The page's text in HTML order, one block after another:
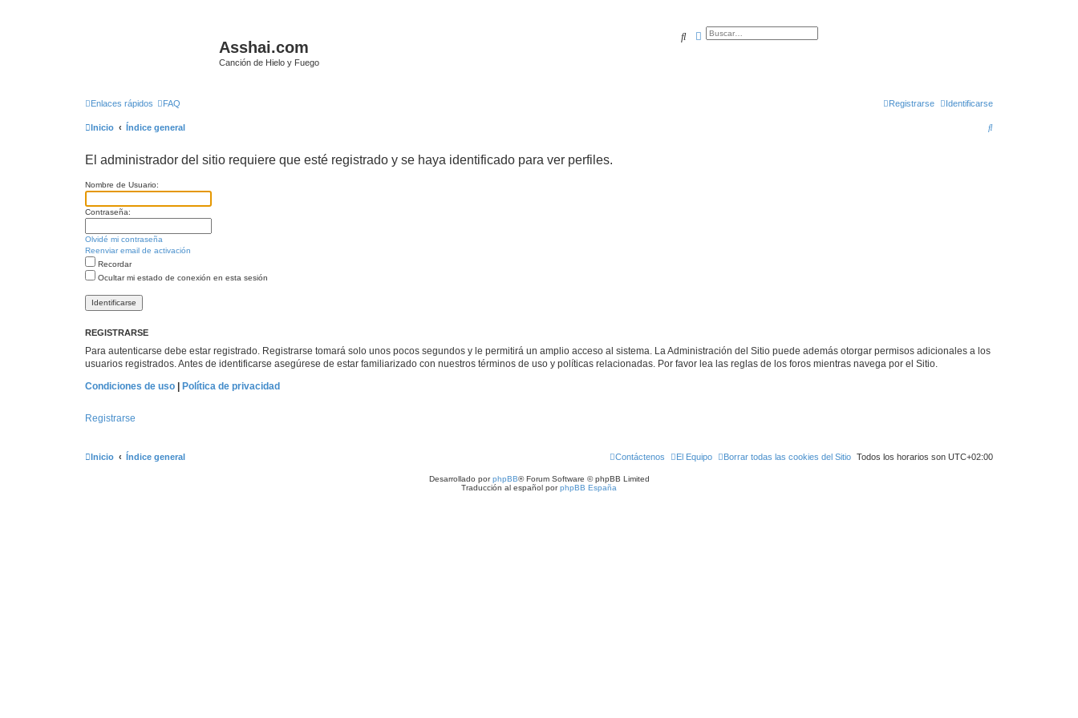
Asshai.com
Canción de Hielo y Fuego
BuscarBúsqueda avanzada
Enlaces rápidos FAQ Identificarse
Registrarse
Inicio Índice general
B
El administrador del sitio requiere que esté registrado y se haya identificado para ver perfiles.
Nombre de Usuario:
Contraseña:
Olvidé mi contraseña
Reenviar email de activación
Recordar
Ocultar mi estado de conexión en esta sesión
REGISTRARSE
Para autenticarse debe estar registrado. Registrarse tomará solo unos pocos segundos y le permitirá un amplio acceso al sistema. La Administración del Sitio puede además otorgar permisos adicionales a los
usuarios registrados. Antes de identificarse asegúrese de estar familiarizado con nuestros términos de uso y políticas relacionadas. Por favor lea las reglas de los foros mientras navega por el Sitio.
Condiciones de uso
Política de privacidad
Registrarse
Inicio Índice general Todos los horarios son UTC+02:00
Borrar todas las cookies del Sitio
El Equipo
Contáctenos
Desarrollado porphpBB® Forum Software © phpBB Limited
Traducción al español porphpBB España